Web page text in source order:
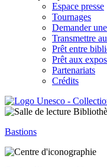
Espace presse
Tournages
Demander
Transmettre
Prêt entre
Prêt aux
Partenariats
Crédits
Bastions